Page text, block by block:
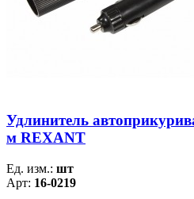
Удлинитель
м REXANT
Ед. изм.: шт
Арт: 16-0219